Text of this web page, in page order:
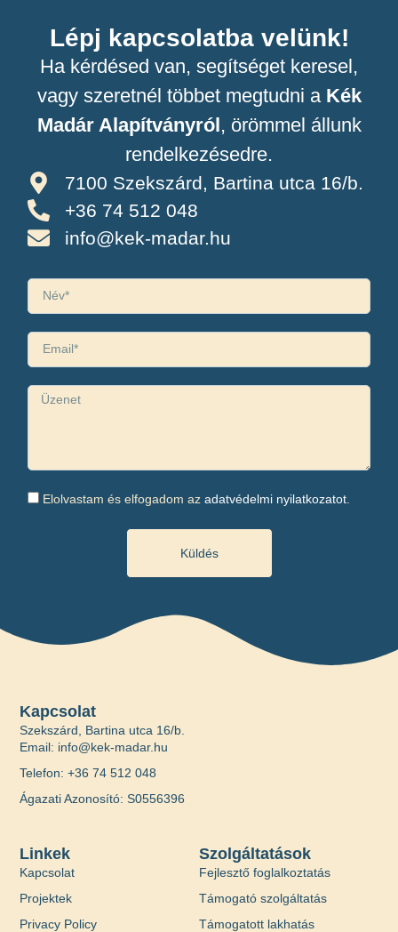
Lépj kapcsolatba velünk!
Ha kérdésed van, segítséget keresel,
vagy szeretnél többet megtudni a Kék
Madár Alapítványról, örömmel állunk
rendelkezésedre.
7100 Szekszárd, Bartina utca 16/b.
+36 74 512 048
info@kek-madar.hu
Elolvastam és elfogadom azadatvédelmi nyilatkozatot
Küldés
Szolgáltatások
Fejlesztő foglalkoztatás
Támogató szolgáltatás
Támogatott lakhatás
Linkek
Kapcsolat
Projektek
Privacy Policy
Kapcsolat
Szekszárd, Bartina utca 16/b.
Email: info@kek-madar.hu
Telefon: +36 74 512 048
Ágazati Azonosító: S0556396